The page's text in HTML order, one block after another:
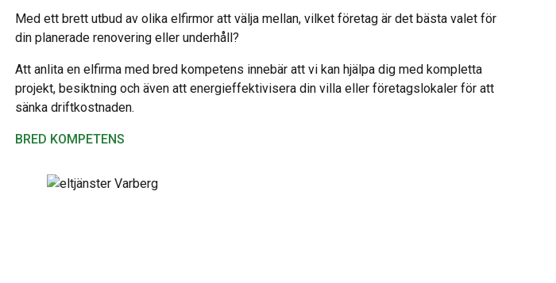
Med ett brett utbud av olika elfirmor att välja mellan, vilket företag är det bästa valet för
din planerade renovering eller underhåll?
Att anlita en elfirma med bred kompetens innebär att vi kan hjälpa dig med kompletta
projekt, besiktning och även att energieffektivisera din villa eller företagslokaler för att
sänka driftkostnaden.
BRED KOMPETENS